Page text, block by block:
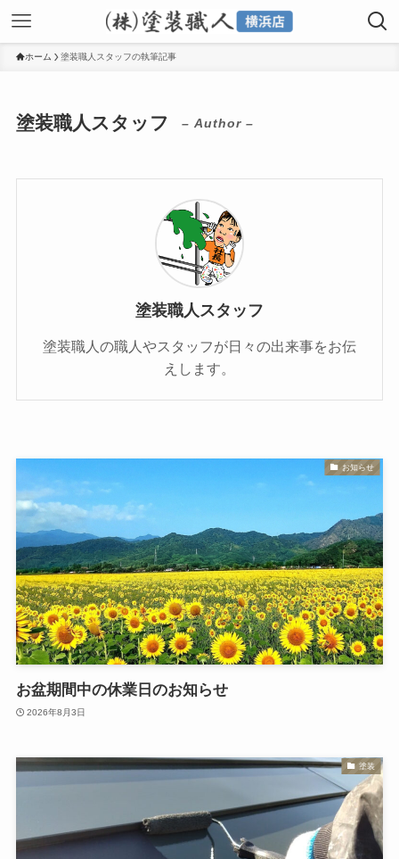
ホーム 塗装職人スタッフの執筆記事
塗装職人スタッフ – Author –
塗装職人スタッフ
塗装職人の職人やスタッフが日々の出来事をお伝
えします。
お知らせ
お盆期間中の休業日のお知らせ
2026年8月3日
塗装